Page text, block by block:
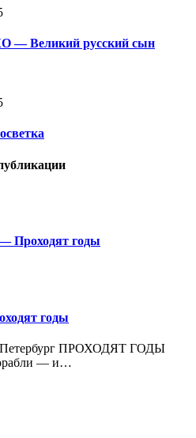
Великий русский сын
Проходят годы
годы
ПРОХОДЯТ ГОДЫ
— и…